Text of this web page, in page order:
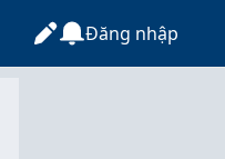
Đăng nhập